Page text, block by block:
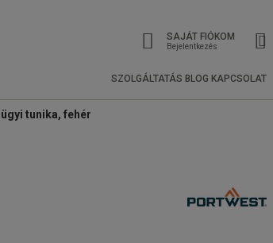
SAJÁT FIÓKOM
Bejelentkezés
SZOLGÁLTATÁS BLOG KAPCSOLAT
tunika, fehér